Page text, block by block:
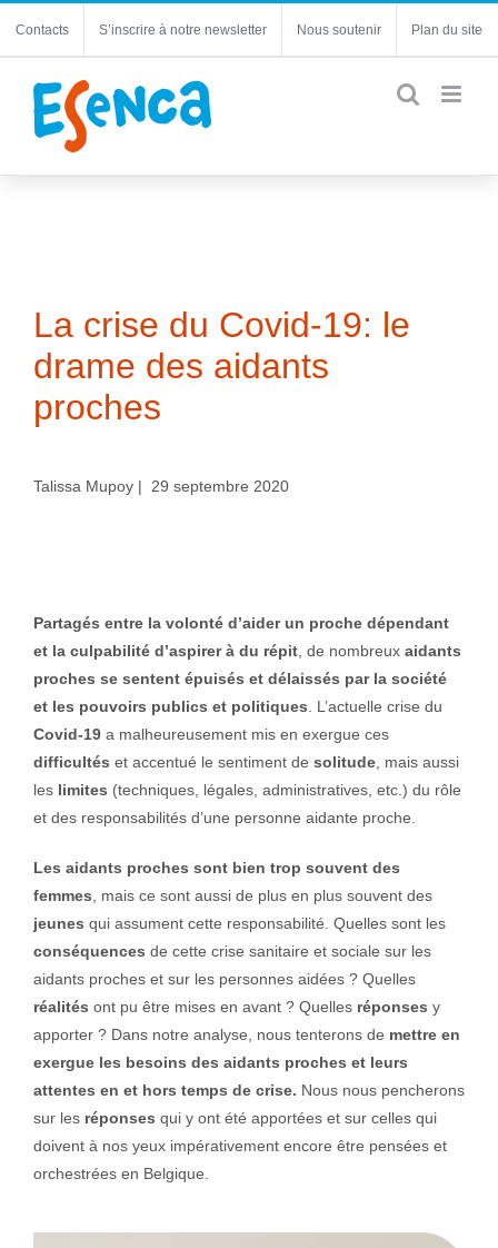
Contacts S’inscrire à notre newsletter Nous soutenir Plan du site
La crise du Covid-19: le
drame des aidants
proches
Talissa Mupoy | 29 septembre 2020
Partagés entre la volonté d’aider un proche dépendant
et la culpabilité d’aspirer à du répit, de nombreux aidants
proches se sentent épuisés et délaissés par la société
et les pouvoirs publics et politiques . L’actuelle crise du
Covid-19a malheureusement mis en exergue ces
difficultés et accentué le sentiment de solitude, mais aussi
les limites (techniques, légales, administratives, etc.) du rôle
et des responsabilités d’une personne aidante proche.
Les aidants proches sont bien trop souvent des
femmes , mais ce sont aussi de plus en plus souvent des
jeunes qui assument cette responsabilité. Quelles sont les
conséquences de cette crise sanitaire et sociale sur les
aidants proches et sur les personnes aidées ? Quelles
réalités ont pu être mises en avant ? Quelles réponses y
apporter ? Dans notre analyse, nous tenterons de mettre en
exergue les besoins des aidants proches et leurs
attentes en et hors temps de crise. Nous nous pencherons
sur les réponses qui y ont été apportées et sur celles qui
doivent à nos yeux impérativement encore être pensées et
orchestrées en Belgique.